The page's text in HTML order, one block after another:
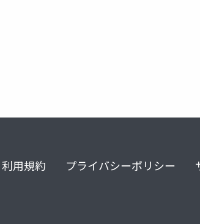
利用規約 プライバシーポリシー